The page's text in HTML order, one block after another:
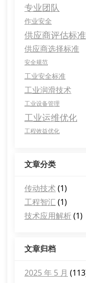
专业团队
作业安全
供应商评估标准
供应商选择标准
安全规范
工业安全标准
工业润滑技术
工业设备管理
工业运维优化
工程效益优化
文章分类
传动技术(1)
工程智汇 (1)
技术应用解析(1)
文章归档
2025 年 5 月